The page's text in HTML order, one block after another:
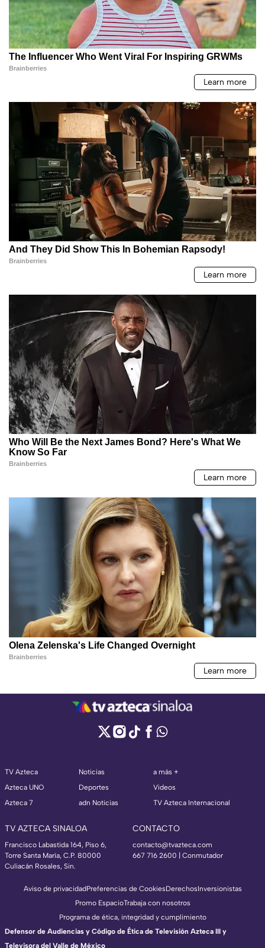
TV Azteca
Azteca UNO
Azteca 7
Noticias
Deportes
adn Noticias
a más +
Videos
TV Azteca Internacional
TV AZTECA SINALOA
Francisco Labastida 164, Piso 6,
Torre Santa María, C.P. 80000
Culiacán Rosales, Sin.
CONTACTO
contacto@tvazteca.com
667 716 2600 | Conmutador
Aviso de privacidadPreferencias de CookiesDerechosInversionistas
Promo EspacioTrabaja con nosotros
Programa de ética, integridad y cumplimiento
Defensor de Audiencias y Código de Ética de Televisión Azteca III y
Televisora del Valle de México